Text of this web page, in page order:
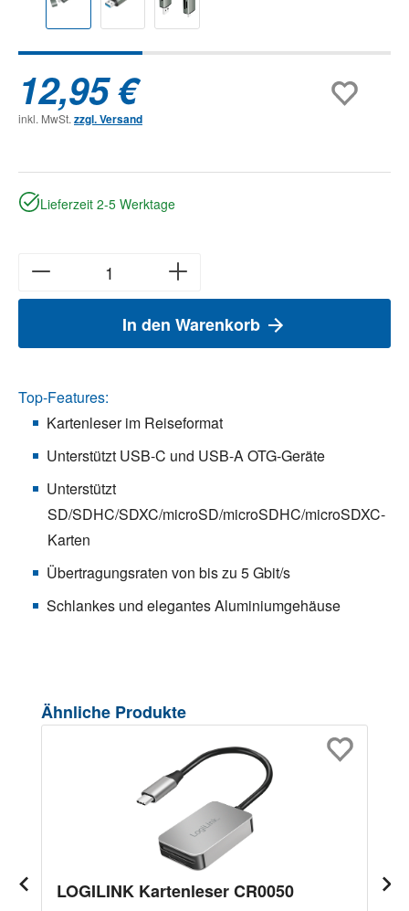
12,95 €
inkl. MwSt. zzgl. Versand
Lieferzeit 2-5 Werktage
In den Warenkorb
Top-Features:
Kartenleser im Reiseformat
Unterstützt USB-C und USB-A OTG-Geräte
Unterstützt
SD/SDHC/SDXC/microSD/microSDHC/microSDXC-
Karten
Übertragungsraten von bis zu 5 Gbit/s
Schlankes und elegantes Aluminiumgehäuse
Produktgalerie überspringen
Ähnliche Produkte
LOGILINK Kartenleser CR0050